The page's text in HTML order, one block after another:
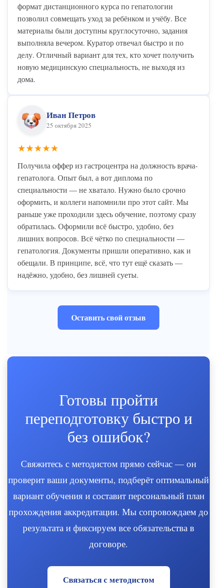
формат дистанционного курса по гепатологии
позволил совмещать уход за ребёнком и учёбу. Все
материалы были доступны круглосуточно, задания
выполняла вечером. Куратор отвечал быстро и по
делу. Отличный вариант для тех, кто хочет получить
новую медицинскую специальность, не выходя из
дома.
Иван Петров
25 октября 2025
★★★★★
Получила оффер из гастроцентра на должность врача-
гепатолога. Опыт был, а вот диплома по
специальности — не хватало. Нужно было срочно
оформить, и коллеги напомнили про этот сайт. Мы
раньше уже проходили здесь обучение, поэтому сразу
обратилась. Оформили всё быстро, удобно, без
лишних вопросов. Всё чётко по специальности —
гепатология. Документы пришли оперативно, как и
обещали. В принципе, всё, что тут ещё сказать —
надёжно, удобно, без лишней суеты.
Оставить свой отзыв
Готовы пройти
переподготовку быстро и
без ошибок?
Свяжитесь с методистом прямо сейчас — он
проверит ваши документы, подберёт оптимальный
вариант обучения и составит персональный план
прохождения аккредитации. Мы сопровождаем до
результата и фиксируем все обязательства в
договоре.
Связаться с методистом